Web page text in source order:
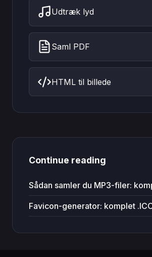
Udtræk lyd
Saml PDF
HTML til billede
Continue reading
Sådan samler du MP3-filer:
Favicon-generator: komplet